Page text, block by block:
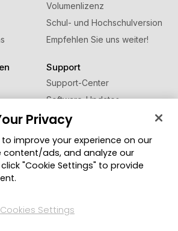
Volumenlizenz
Schul- und Hochschulversion
Empfehlen Sie uns weiter!
Support
Support-Center
Software-Updates
Lernen + Wissen
Region ändern
Privacy
improve your experience on our
content/ads, and analyze our
"Cookie Settings" to provide
Cookies Settings